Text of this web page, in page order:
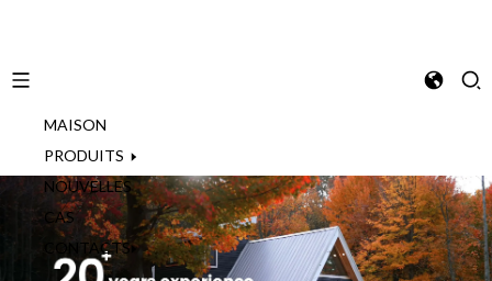
MAISON
PRODUITS
NOUVELLES
CAS
CONTACTS